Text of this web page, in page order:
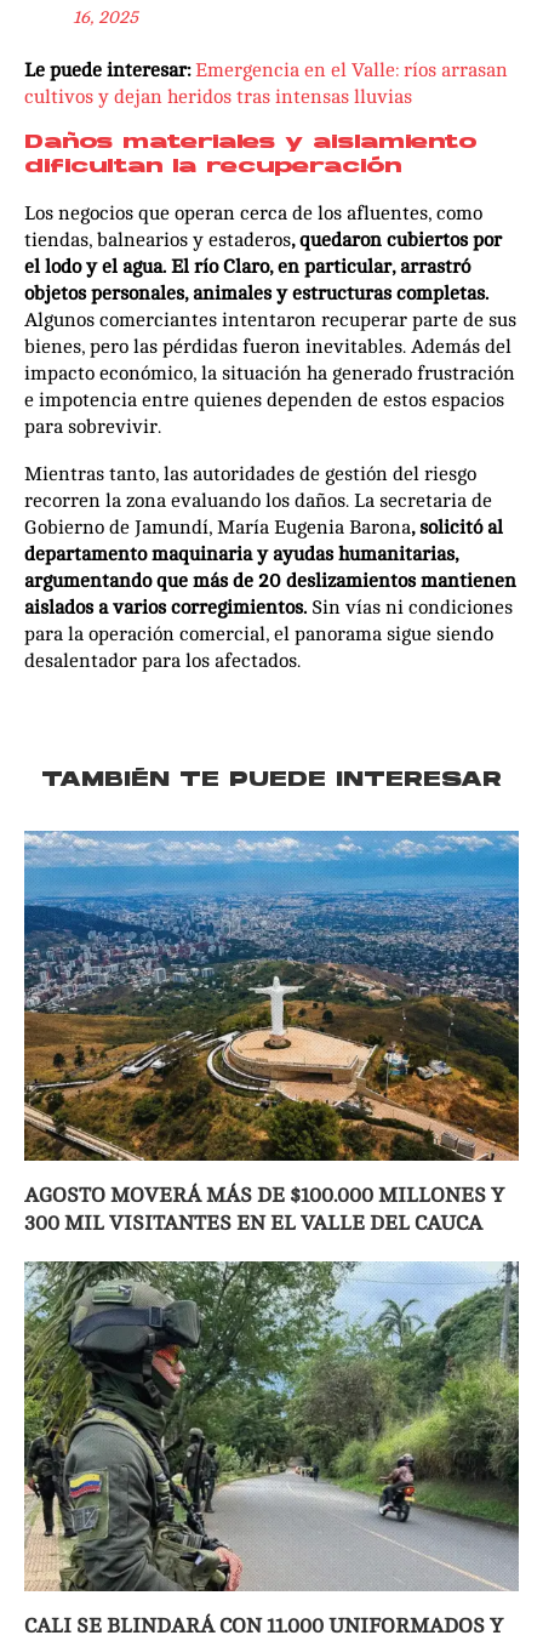
16, 2025
Le puede interesar: Emergencia en el Valle: ríos arrasan
cultivos y dejan heridos tras intensas lluvias
Daños materiales y aislamiento
dificultan la recuperación
Los negocios que operan cerca de los afluentes, como
tiendas, balnearios y estaderos, quedaron cubiertos por
el lodo y el agua. El río Claro, en particular, arrastró
objetos personales, animales y estructuras completas.
Algunos comerciantes intentaron recuperar parte de sus
bienes, pero las pérdidas fueron inevitables. Además del
impacto económico, la situación ha generado frustración
e impotencia entre quienes dependen de estos espacios
para sobrevivir.
Mientras tanto, las autoridades de gestión del riesgo
recorren la zona evaluando los daños. La secretaria de
Gobierno de Jamundí, María Eugenia Barona, solicitó al
departamento maquinaria y ayudas humanitarias,
argumentando que más de 20 deslizamientos mantienen
aislados a varios corregimientos. Sin vías ni condiciones
para la operación comercial, el panorama sigue siendo
desalentador para los afectados.
TAMBIÉN TE PUEDE INTERESAR
AGOSTO MOVERÁ MÁS DE $100.000 MILLONES Y
300 MIL VISITANTES EN EL VALLE DEL CAUCA
CALI SE BLINDARÁ CON 11.000 UNIFORMADOS Y